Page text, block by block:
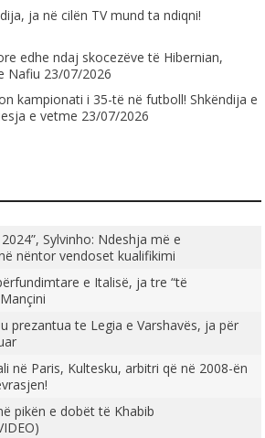
ja në cilën TV mund ta ndiqni!
edhe ndaj skocezëve të Hibernian,
Nafiu 23/07/2026
kampionati i 35-të në futboll! Shkëndija e
e vetme 23/07/2026
2024”, Sylvinho: Ndeshja më e
nëntor vendoset kualifikimi
e Italisë, ja tre “të
prezantua te Legia e Varshavës, ja për
në Paris, Kultesku, arbitri që në 2008-ën
pikën e dobët të Khabib